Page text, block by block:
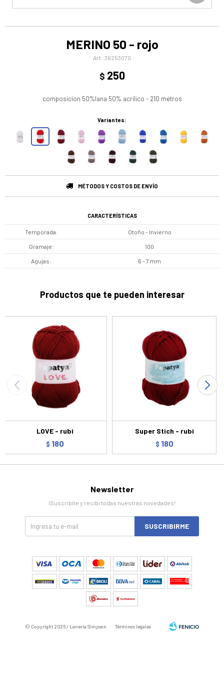
MERINO 50 - rojo
36253070
$ 250
composicion 50%lana 50% acrilico - 210 metros
Variantes:
MÉTODOS Y COSTOS DE ENVÍO
CARACTERÍSTICAS
Temporada Otoño - Invierno
Gramaje 100
Agujas 6 - 7 mm
Productos que te pueden interesar
LOVE - rubi
$ 180
Super Stich - rubi
$ 180
Newsletter
¡Suscribite y recibí todas nuestras novedades!
SUSCRIBIRME
© Copyright 2026 / Laneria Simpson Términos legales